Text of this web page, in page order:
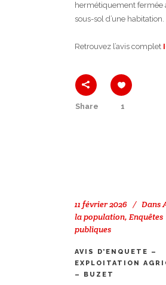
hermétiquement fermée
sous-sol d’une habitation.
Retrouvez l’avis complet
Share 1
11 février 2026 Dans
la population, Enquêtes
publiques
AVIS D’ENQUETE –
EXPLOITATION
– BUZET